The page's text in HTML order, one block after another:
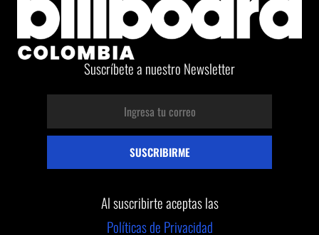
Suscríbete a nuestro Newsletter
Al suscribirte aceptas las
Políticas de Privacidad